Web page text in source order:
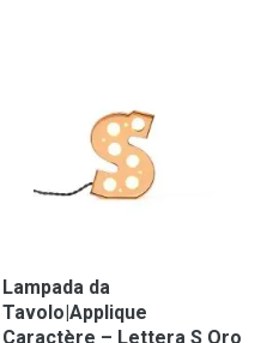
Lampada da
Tavolo|Applique
Caractère – Lettera S Oro